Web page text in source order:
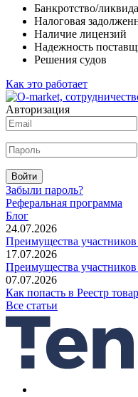
Банкротство/
Налоговая
Наличие лицензий
Надежность
Решения судов
Как это работает
Авторизация
Войти
Забыли пароль?
Реферальная программа
Блог
24.07.2026
Преимущества
17.07.2026
Преимущества
07.07.2026
Как попасть в Реестр
Все статьи